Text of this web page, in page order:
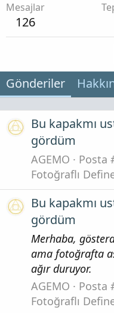
Mesajlar
126
Gönderiler
Bu kapakmı
gördüm
AGEMO Posta
Fotoğraflı
Bu kapakmı
gördüm
Merhaba,
ama fotoğrafta
ağır duruyor.
AGEMO
Posta
Fotoğraflı